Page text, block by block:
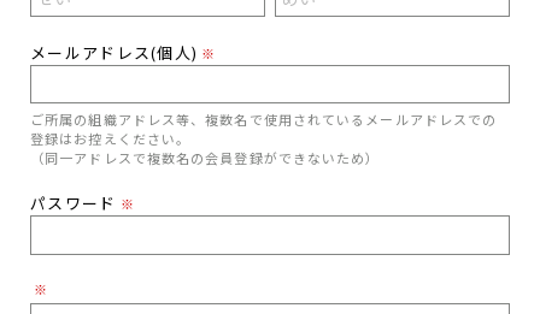
メールアドレス(個人) ※
ご所属の組織アドレス等、複数名で使用されているメールアドレスでの
登録はお控えください。
（同一アドレスで複数名の会員登録ができないため）
パスワード ※
※